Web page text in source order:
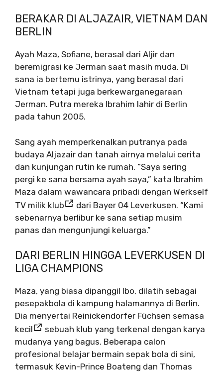
BERAKAR DI ALJAZAIR, VIETNAM DAN
BERLIN
Ayah Maza, Sofiane, berasal dari Aljir dan
beremigrasi ke Jerman saat masih muda. Di
sana ia bertemu istrinya, yang berasal dari
Vietnam tetapi juga berkewarganegaraan
Jerman. Putra mereka Ibrahim lahir di Berlin
pada tahun 2005.
Sang ayah memperkenalkan putranya pada
budaya Aljazair dan tanah airnya melalui cerita
dan kunjungan rutin ke rumah. “Saya sering
pergi ke sana bersama ayah saya,” kata Ibrahim
Maza dalam wawancara pribadi dengan Werkself
TV milik klub
dari Bayer 04 Leverkusen. “Kami
sebenarnya berlibur ke sana setiap musim
panas dan mengunjungi keluarga.”
DARI BERLIN HINGGA LEVERKUSEN DI
LIGA CHAMPIONS
Maza, yang biasa dipanggil Ibo, dilatih sebagai
pesepakbola di kampung halamannya di Berlin.
Dia menyertai Reinickendorfer Füchsen semasa
kecil
sebuah klub yang terkenal dengan karya
mudanya yang bagus. Beberapa calon
profesional belajar bermain sepak bola di sini,
termasuk Kevin-Prince Boateng dan Thomas